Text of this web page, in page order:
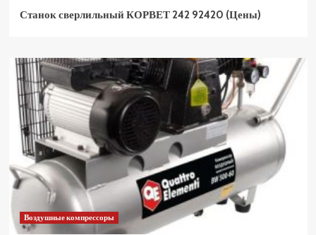
Станок сверлильный КОРВЕТ 242 92420 (Цены)
Воздушные компрессоры